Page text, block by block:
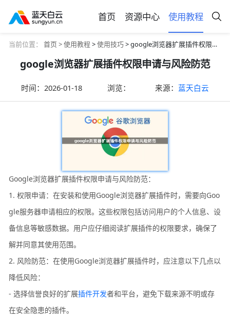
首页 资源中心 使用教程
当前位置： 首页 >使用教程>使用技巧> google浏览器扩展插件权限申请与风险防范
google浏览器扩展插件权限申请与风险防范
时间：2026-01-18 浏览： 来源： 蓝天白云
Google浏览器扩展插件权限申请与风险防范：
1. 权限申请：在安装和使用Google浏览器扩展插件时，需要向Goo
gle服务器申请相应的权限。这些权限包括访问用户的个人信息、设
备信息等敏感数据。用户应仔细阅读扩展插件的权限要求，确保了
解并同意其使用范围。
2. 风险防范：在使用Google浏览器扩展插件时，应注意以下几点以
降低风险：
- 选择信誉良好的扩展插件开发者和平台，避免下载来源不明或存
在安全隐患的插件。